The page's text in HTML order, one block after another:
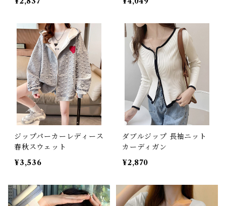
ジップパーカーレディース
春秋スウェット
¥3,536
ダブルジップ 長袖ニット
カーディガン
¥2,870